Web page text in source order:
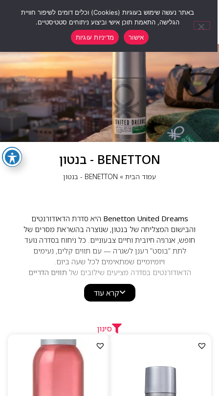
BENETTON - בנטון
עמוד הבית» BENETTON - בנטון
Benetton United Dreamsהיא סדרת הדאודורנטים
והבישום המצליחה של בנטון, שנוצרה בהשראת מסרים של
חופש, אנרגיה חיובית וחיים צבעוניים. כל ניחוח בסדרה נועד
לתת “בוסט” רענן לשגרה — עם תווים קלים, נעימים
ויומיומיים שמתאימים לכל שעה ביום.
הדאודורנטים בסדרה מציעים שילובים של תווים הדריים
רעננים, פירות מתקתקים ותווים עציים־נקיים
אותם לבחירה מושלמת למי שמחפש ריח כיפי, נעים ומלא
אופי. הם מעניקים תחושת רעננות מתמשכת, עם ניחוחות
המוצרים שאתה מציע באתר, כמו:
– ריח רענן, גברי ונקי.
– ריח קליל, ירוק
United Dreams Together לאישה
קרא עוד
סינון
באתר נעשה שימוש בעוגיות (Cookies) וכלים דומים לשיפור חוויית
הגלישה, התאמת תוכן אישי וביצוע ניתוחים סטטיסטיים.
אישור
מדיניות עוגיות